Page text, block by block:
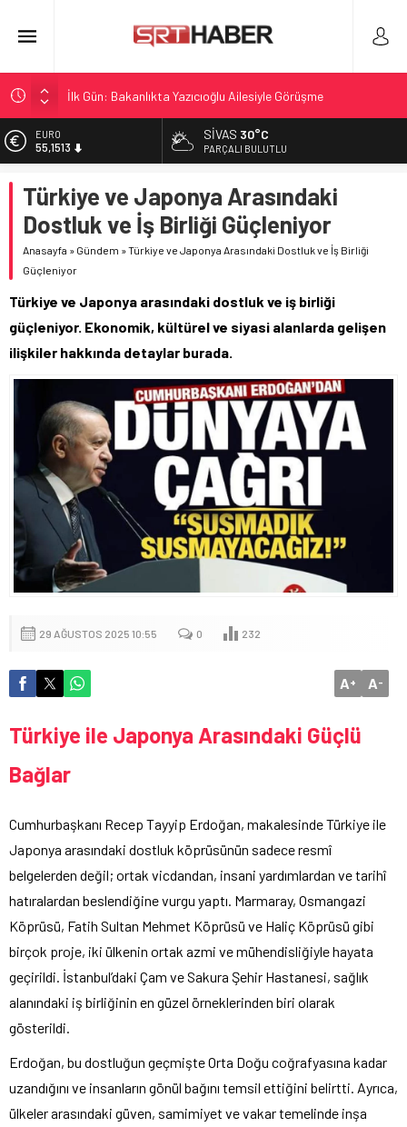
İlk Gün: Bakanlıkta Yazıcıoğlu Ailesiyle Görüşme
1. Lig’de 2026-27: Haftanın Puanları ve Maç Sonuçları
Sivas’ta Bugün Hava: Açık ve Artan Sıcaklıklar
II. Nakil Sonuçları ve Başvuru Tarihleri Duyurusu
ALTIN
6.635,91
13.779,39
DOLAR
47,7178
EURO
SIVAS 30°C
PARÇALI BULUTLU
Türkiye ve Japonya Arasındaki
Dostluk ve İş Birliği Güçleniyor
Anasayfa » Gündem »Türkiye ve Japonya Arasındaki Dostluk ve İş Birliği
Güçleniyor
Türkiye ve Japonya arasındaki dostluk ve iş birliği
güçleniyor. Ekonomik, kültürel ve siyasi alanlarda gelişen
ilişkiler hakkında detaylar burada.
29 AĞUSTOS 2025 10:55 0 232
A+ A-
Türkiye ile Japonya Arasındaki Güçlü
Bağlar
Cumhurbaşkanı Recep Tayyip Erdoğan, makalesinde Türkiye ile
Japonya arasındaki dostluk köprüsünün sadece resmî
belgelerden değil; ortak vicdandan, insani yardımlardan ve tarihî
hatıralardan beslendiğine vurgu yaptı. Marmaray, Osmangazi
Köprüsü, Fatih Sultan Mehmet Köprüsü ve Haliç Köprüsü gibi
birçok proje, iki ülkenin ortak azmi ve mühendisliğiyle hayata
geçirildi. İstanbul’daki Çam ve Sakura Şehir Hastanesi, sağlık
alanındaki iş birliğinin en güzel örneklerinden biri olarak
gösterildi.
Erdoğan, bu dostluğun geçmişte Orta Doğu coğrafyasına kadar
uzandığını ve insanların gönül bağını temsil ettiğini belirtti. Ayrıca,
ülkeler arasındaki güven, samimiyet ve vakar temelinde inşa